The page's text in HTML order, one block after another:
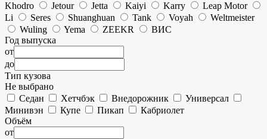
Khodro
Jetour Jetta Kaiyi Karry
Leap Motor
Li
Seres Shuanghuan Tank Voyah
Weltmeister
Wuling
Yema ZEEKR
ВИС
Год выпуска
от
до
Тип кузова
Не выбрано
Седан
Хетчбэк Внедорожник
Универсал
Минивэн
Купе Пикап
Кабриолет
Объём
от